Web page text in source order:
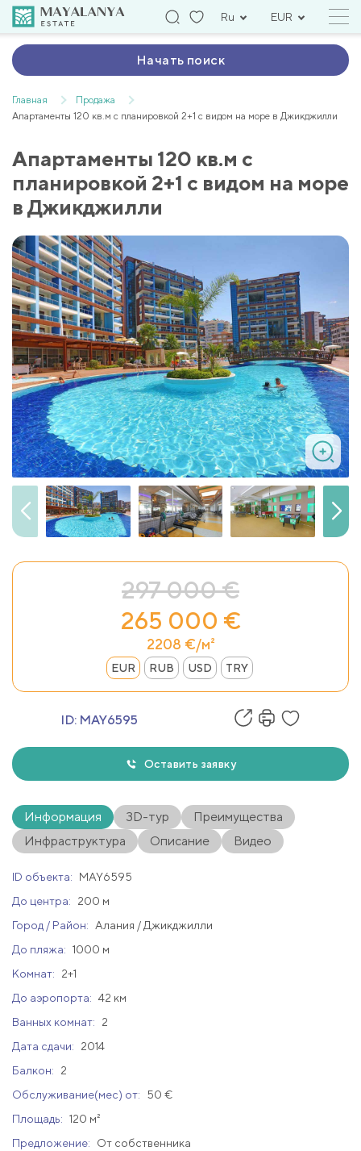
Ru EUR
Начать поиск
Главная
Продажа
Апартаменты 120 кв.м с планировкой 2+1 с видом на море в Джикджилли
Апартаменты 120 кв.м с
планировкой 2+1 с видом на море
в Джикджилли
297 000 €
265 000 €
2208 €/м²
EUR RUB USD TRY
ID: MAY6595
Оставить заявку
Информация 3D-тур
Преимущества
Инфраструктура
Описание Видео
ID объекта:
MAY6595
До центра:
200 м
Город / Район:
Алания / Джикджилли
До пляжа: 1000 м
Комнат:
2+1
До аэропорта: 42 км
Ванных комнат:
2
Дата сдачи:
2014
Балкон:
2
Обслуживание(мес) от:
50 €
Площадь: 120 м²
Предложение:
От собственника